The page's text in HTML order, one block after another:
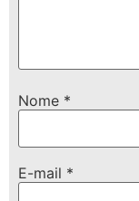
Nome *
E-mail *